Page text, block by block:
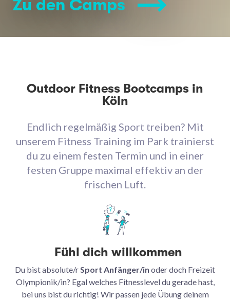
Zu den Camps
Outdoor Fitness Bootcamps in
Köln
Endlich regelmäßig Sport treiben? Mit
unserem Fitness Training im Park trainierst
du zu einem festen Termin und in einer
festen Gruppe maximal effektiv an der
frischen Luft.
Fühl dich willkommen
Du bist absolute/rSport Anfänger/in oder doch Freizeit
Olympionik/in? Egal welches Fitnesslevel du gerade hast,
bei uns bist du richtig! Wir passen jede Übung deinem